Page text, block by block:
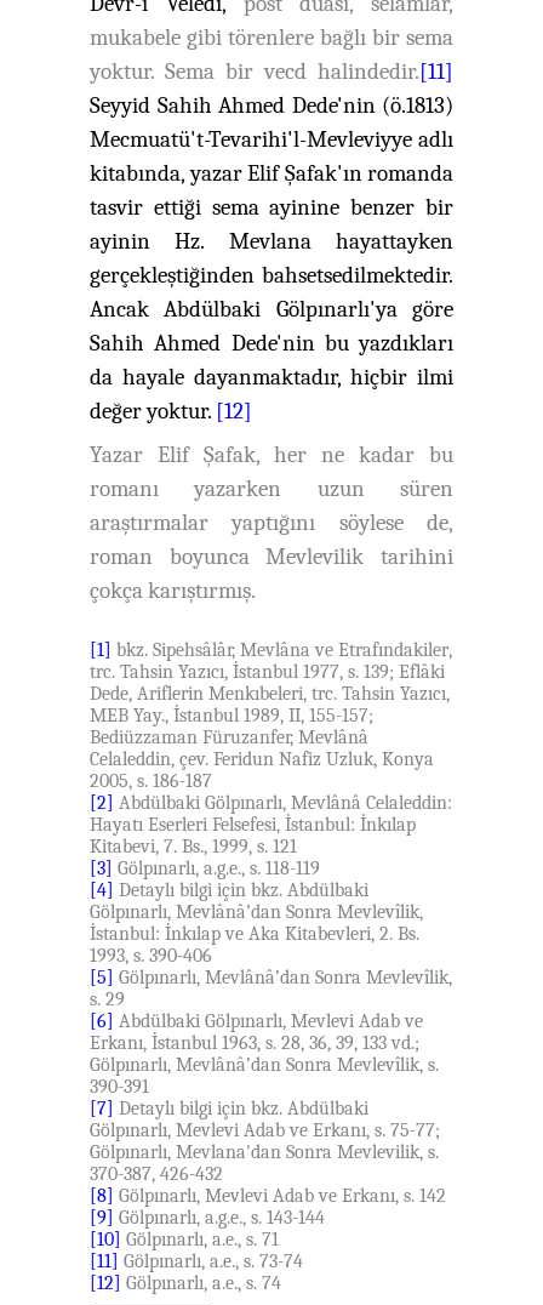
mukabele gibi törenlere bağlı bir sema
yoktur. Sema bir vecd halindedir.[11]
Seyyid Sahih Ahmed Dede'nin (ö.1813)
Mecmuatü't-Tevarihi'l-Mevleviyye adlı
kitabında, yazar Elif Şafak'ın romanda
tasvir ettiği sema ayinine benzer bir
ayinin Hz. Mevlana hayattayken
gerçekleştiğinden bahsetsedilmektedir.
Ancak Abdülbaki Gölpınarlı'ya göre
Sahih Ahmed Dede'nin bu yazdıkları
da hayale dayanmaktadır, hiçbir ilmi
değer yoktur. [12]
Yazar Elif Şafak, her ne kadar bu
romanı yazarken uzun süren
araştırmalar yaptığını söylese de,
roman boyunca Mevlevilik tarihini
çokça karıştırmış.
[1] bkz. Sipehsâlâr, Mevlâna ve Etrafındakiler,
trc. Tahsin Yazıcı, İstanbul 1977, s. 139; Eflâki
Dede, Ariflerin Menkıbeleri, trc. Tahsin Yazıcı,
MEB Yay., İstanbul 1989, II, 155-157;
Bediüzzaman Füruzanfer, Mevlânâ
Celaleddin, çev. Feridun Nafiz Uzluk, Konya
2005, s. 186-187
[2]
Abdülbaki Gölpınarlı, Mevlânâ Celaleddin:
Hayatı Eserleri Felsefesi, İstanbul: İnkılap
Kitabevi, 7. Bs., 1999, s. 121
[3] Gölpınarlı, a.g.e., s. 118-119
[4] Detaylı bilgi için bkz. Abdülbaki
Gölpınarlı, Mevlânâ’dan Sonra Mevlevîlik,
İstanbul: İnkılap ve Aka Kitabevleri, 2. Bs.
1993, s. 390-406
[5]
Gölpınarlı, Mevlânâ’dan Sonra Mevlevîlik,
s. 29
[6]
Abdülbaki Gölpınarlı, Mevlevi Adab ve
Erkanı, İstanbul 1963, s. 28, 36, 39, 133 vd.;
Gölpınarlı, Mevlânâ’dan Sonra Mevlevîlik, s.
390-391
[7]
Detaylı bilgi için bkz. Abdülbaki
Gölpınarlı, Mevlevi Adab ve Erkanı, s. 75-77;
Gölpınarlı, Mevlana'dan Sonra Mevlevilik, s.
370-387, 426-432
[8] Gölpınarlı, Mevlevi Adab ve Erkanı, s. 142
[9]
Gölpınarlı, a.g.e., s. 143-144
[10] Gölpınarlı, a.e., s. 71
[11] Gölpınarlı, a.e., s. 73-74
[12]
Gölpınarlı, a.e., s. 74